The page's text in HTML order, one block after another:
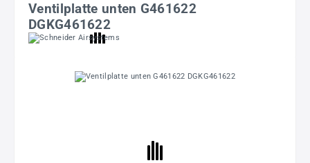
Ventilplatte unten G461622
DGKG461622
Bildergalerie überspringen